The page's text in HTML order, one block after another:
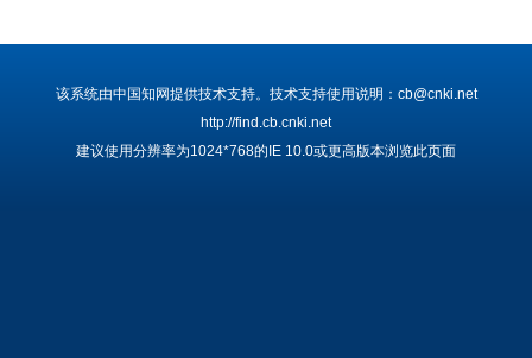
该系统由中国知网提供技术支持。技术支持使用说明：cb@cnki.net
http://find.cb.cnki.net
建议使用分辨率为1024*768的IE 10.0或更高版本浏览此页面